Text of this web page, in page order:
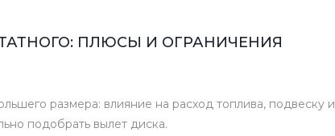
ПЛЮСЫ И ОГРАНИЧЕНИЯ
размера: влияние на расход топлива, подвеску и
подобрать вылет диска.